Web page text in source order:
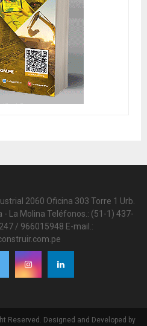
2060 Oficina 303 Torre 1 Urb.
La Molina Teléfonos.: (51-1) 437-
/ 966015948 E-mail.:
Reserved. Designed and Developed by